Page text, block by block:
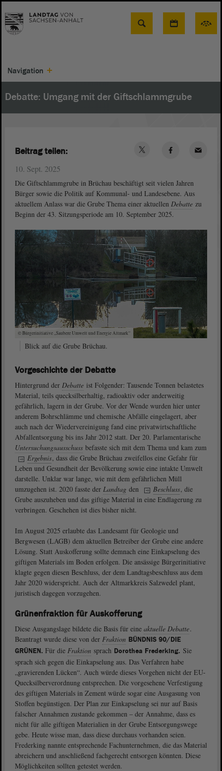
Suche
Navigation
Debatte: Umgang mit der Giftschlammgrube
10. Sept. 2025
Die Giftschlammgrube in Brüchau beschäftigt seit vielen Jahren
Bürger sowie die Politik auf Kommunal- und Landesebene. Aus
aktuellem Anlass war die Grube Thema einer aktuellen Debatte zu
Beginn der 43. Sitzungsperiode am 10. September 2025.
© Bürgerinitiative „Saubere Umwelt und Energie Altmark“
Blick auf die Grube Brüchau.
Vorgeschichte der Debatte
Hintergrund der Debatte ist Folgender: Tausende Tonnen belastetes
Material, teils quecksilberhaltig, radioaktiv oder anderweitig
gefährlich, lagern in der Grube. Vor der Wende wurden hier unter
anderem Bohrschlämme und chemische Abfälle eingelagert, aber
auch nach der Wiedervereinigung fand eine privatwirtschaftliche
Abfallentsorgung bis ins Jahr 2012 statt. Der 20. Parlamentarische
Untersuchungsausschuss befasste sich mit dem Thema und kam zum
Ergebnis, dass die Grube Brüchau zweifellos eine Gefahr für
Leben und Gesundheit der Bevölkerung sowie eine intakte Umwelt
darstelle. Unklar war lange, wie mit dem gefährlichen Müll
umzugehen ist. 2020 fasste der Landtag den Beschluss, die
Grube auszuheben und das giftige Material in eine Endlagerung zu
verbringen. Geschehen ist dies bisher nicht.
Im August 2025 erlaubte das Landesamt für Geologie und
Bergwesen (LAGB) dem aktuellen Betreiber der Grube eine andere
Lösung. Statt Auskofferung sollte demnach eine Einkapselung des
giftigen Materials im Boden erfolgen. Die ansässige Bürgerinitiative
klagte gegen diesen Beschluss, der dem Landtagsbeschluss aus dem
Jahr 2020 widerspricht. Auch der Altmarkkreis Salzwedel plant,
juristisch dagegen vorzugehen.
Grünenfraktion für Auskofferung
Diese Ausgangslage bildete die Basis für eine aktuelle Debatte.
Beantragt wurde diese von der Fraktion BÜNDNIS 90/DIE
GRÜNEN. Für die Fraktion sprach Dorothea Frederking. Sie
sprach sich gegen die Einkapselung aus. Das Verfahren habe
„gravierenden Lücken“. Auch würde dieses Vorgehen nicht der EU-
Quecksilberverordnung entsprechen. Die vorgesehene Verfestigung
des giftigen Materials in Zement würde sogar eine Ausgasung von
Stoffen begünstigen. Der Plan zur Einkapselung sei nur auf Basis
falscher Annahmen zustande gekommen – der Annahme, dass es
nicht für alle giftigen Materialien in der Grube Entsorgungswege
gebe. Heute wisse man, dass diese durchaus vorhanden seien.
Frederking nannte entsprechende Fachunternehmen, die das Material
abreichern und anschließend fachgerecht entsorgen könnten. Diese
Möglichkeiten sollten getestet werden.
Beitrag teilen: